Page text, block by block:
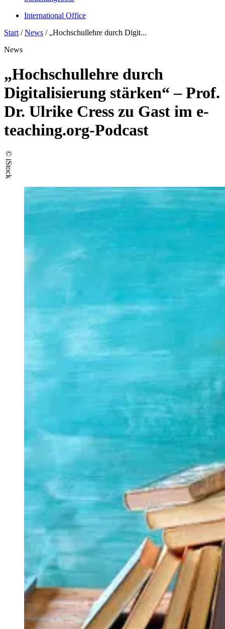
International Office
Start /News / „Hochschullehre durch Digit...
News
„Hochschullehre durch
Digitalisierung stärken“ – Prof.
Dr. Ulrike Cress zu Gast im e-
teaching.org-Podcast
© iStock